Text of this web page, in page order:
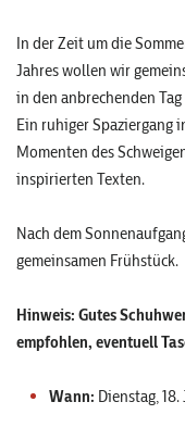
In der Zeit um die
Jahres wollen wir
in den anbrechenden
Ein ruhiger Spaziergang
Momenten des
inspirierten Texten.
Nach dem
gemeinsamen Frühstück.
Hinweis: Gutes
empfohlen, eventuell
Wann: Dienstag,